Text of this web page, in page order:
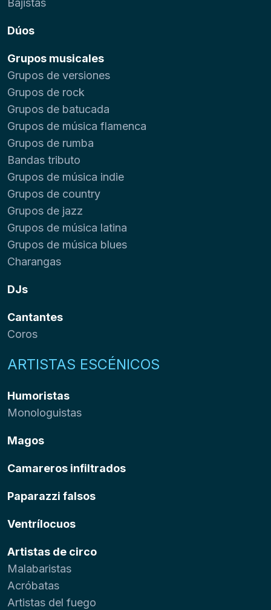
Bajistas
Dúos
Grupos musicales
Grupos de versiones
Grupos de rock
Grupos de batucada
Grupos de música flamenca
Grupos de rumba
Bandas tributo
Grupos de música indie
Grupos de country
Grupos de jazz
Grupos de música latina
Grupos de música blues
Charangas
DJs
Cantantes
Coros
ARTISTAS ESCÉNICOS
Humoristas
Monologuistas
Magos
Camareros infiltrados
Paparazzi falsos
Ventrílocuos
Artistas de circo
Malabaristas
Acróbatas
Artistas del fuego